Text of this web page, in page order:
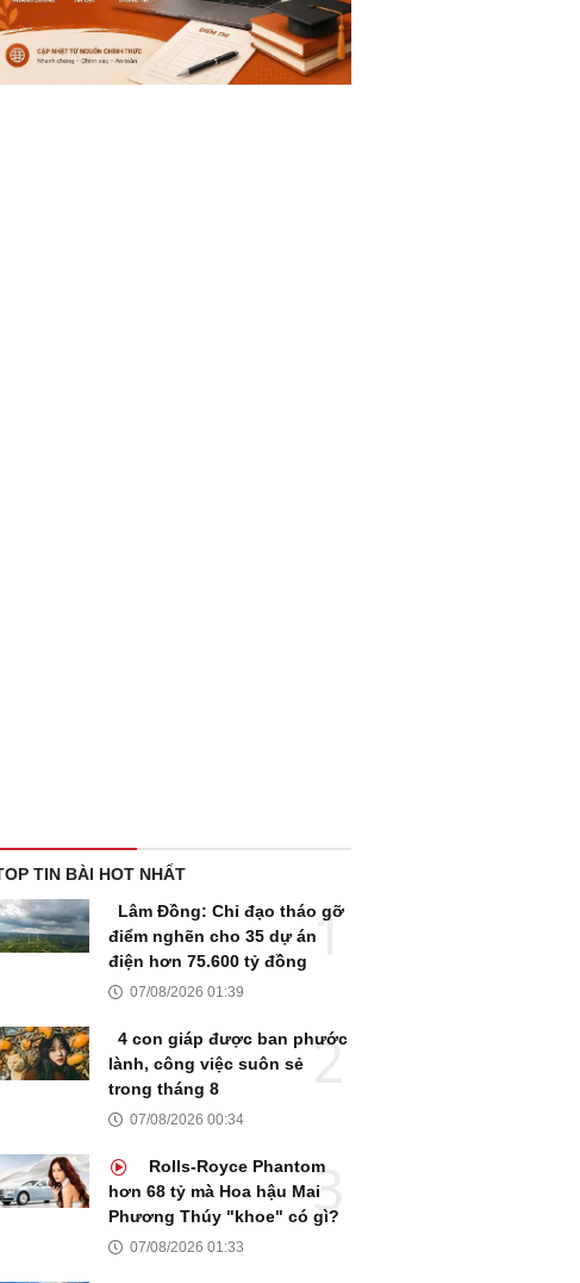
TIN BÀI HOT NHẤT
Lâm Đồng: Chỉ đạo tháo gỡ
điểm nghẽn cho 35 dự án
điện hơn 75.600 tỷ đồng
07/08/2026 01:39
4 con giáp được ban phước
lành, công việc suôn sẻ
trong tháng 8
07/08/2026 00:34
Rolls-Royce Phantom
hơn 68 tỷ mà Hoa hậu Mai
Phương Thúy "khoe" có gì?
07/08/2026 01:33